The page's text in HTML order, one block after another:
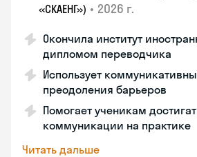
«СКАЕНГ») • 2026 г.
Окончила институт
дипломом переводчика
Использует
преодоления барьеров
Помогает ученикам
коммуникации на практике
Читать дальше